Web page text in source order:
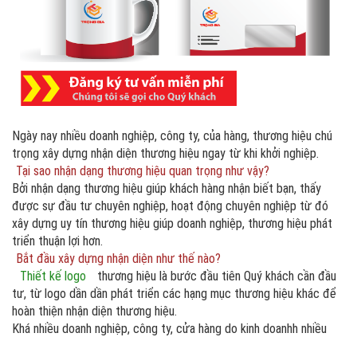
Ngày nay nhiều doanh nghiệp, công ty, của hàng, thương hiệu chú
trọng xây dựng nhận diện thương hiệu ngay từ khi khởi nghiệp.
Tại sao nhận dạng thương hiệu quan trọng như vậy?
Bởi nhận dạng thương hiệu giúp khách hàng nhận biết bạn, thấy
được sự đầu tư chuyên nghiệp, hoạt động chuyên nghiệp từ đó
xây dựng uy tín thương hiệu giúp doanh nghiệp, thương hiệu phát
triển thuận lợi hơn.
Bắt đầu xây dựng nhận diện như thế nào?
Thiết kế logo
thương hiệu là bước đầu tiên Quý khách cần đầu
tư, từ logo dần dần phát triển các hạng mục thương hiệu khác để
hoàn thiện nhận diện thương hiệu.
Khá nhiều doanh nghiệp, công ty, cửa hàng do kinh doanhh nhiều